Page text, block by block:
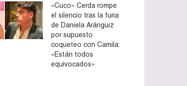
«Cuco» Cerda rompe
el silencio tras la furia
de Daniela Aránguiz
por supuesto
coqueteo con Camila:
«Están todos
equivocados»